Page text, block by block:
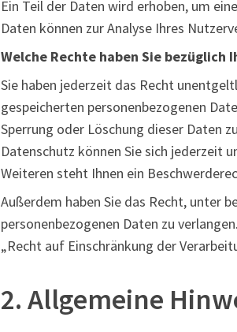
Ein Teil der Daten wird erhoben, um
Daten können zur Analyse Ihres
Welche Rechte haben Sie bezüglich
Sie haben jederzeit das Recht
gespeicherten personenbezogenen
Sperrung oder Löschung dieser Daten
Datenschutz können Sie sich jederzeit
Weiteren steht Ihnen ein
Außerdem haben Sie das Recht, unter
personenbezogenen Daten zu
„Recht auf Einschränkung der
2. Allgemeine